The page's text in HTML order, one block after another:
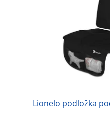
Lionelo podložka